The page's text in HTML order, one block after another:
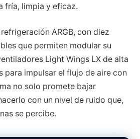
fría, limpia y eficaz.
ARGB, con diez
que permiten modular su
Light Wings LX de alta
para impulsar el flujo de aire con
no solo promete bajar
con un nivel de ruido que,
se percibe.